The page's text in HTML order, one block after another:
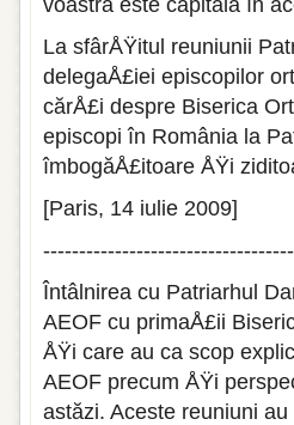
voastră este capitală în
La sfârÅŸitul reuniunii
delegaÅ£iei episcopilor
cărÅ£i despre Biserica
episcopi în România la
îmbogăÅ£itoare ÅŸi
[Paris, 14 iulie 2009]
Întâlnirea cu Patriarhul
AEOF cu primaÅ£ii
ÅŸi care au ca scop
AEOF precum ÅŸi
astăzi. Aceste reuniuni